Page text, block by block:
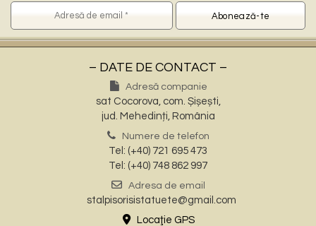
– DATE DE CONTACT –
Adresă companie
sat Cocorova, com. Șișești,
jud. Mehedinți, România
Numere de telefon
Tel: (+40) 721 695 473
Tel: (+40) 748 862 997
Adresa de email
stalpisorisistatuete@gmail.com
Locaţie GPS